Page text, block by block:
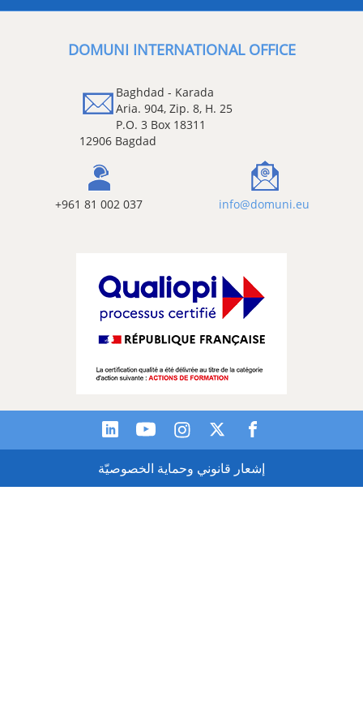
DOMUNI INTERNATIONAL
Baghdad - Karada
Aria. 904, Zip. 8, H. 25
P.O. 3 Box 18311
+961 81 002 037
إشعار قانوني وحماية الخصوصيّة